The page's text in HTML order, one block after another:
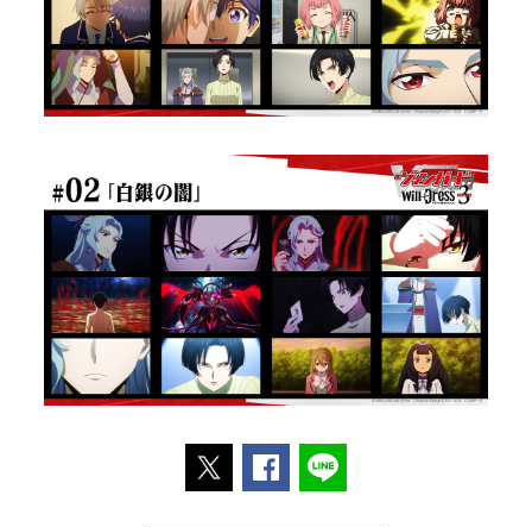
ポストするFacebookでシェアする